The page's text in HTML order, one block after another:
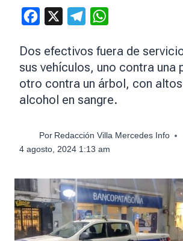
Facebook Telegram
Dos efectivos fuera de
sus vehículos, uno contra una
otro contra un árbol, con
alcohol en sangre.
Por Redacción Villa Mercedes Info
4 agosto, 2024 1:13 am